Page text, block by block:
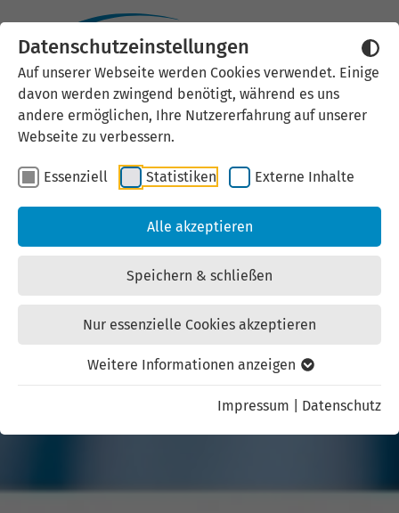
Datenschutzeinstellungen
Auf unserer Webseite werden Cookies verwendet. Einige
davon werden zwingend benötigt, während es uns
andere ermöglichen, Ihre Nutzererfahrung auf unserer
Webseite zu verbessern.
Essenziell Statistiken Externe Inhalte
Alle akzeptieren
Speichern & schließen
Nur essenzielle Cookies akzeptieren
Weitere Informationen anzeigen
Impressum Datenschutz